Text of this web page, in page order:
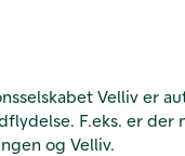
Velliv er
F.eks. er
og Velliv.